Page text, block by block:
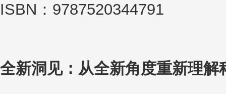
ISBN：9787520344791
全新洞见：从全新角度重新理解